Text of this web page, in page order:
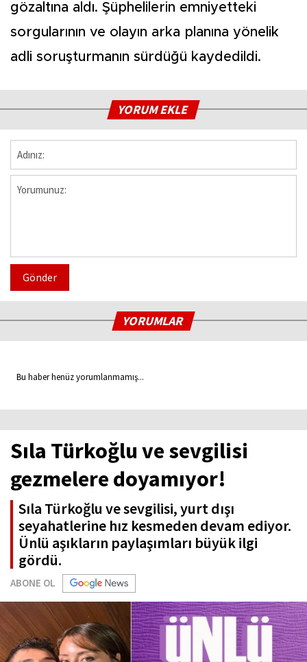
gözaltına aldı. Şüphelilerin emniyetteki
sorgularının ve olayın arka planına yönelik
adli soruşturmanın sürdüğü kaydedildi.
YORUM EKLE
Gönder
YORUMLAR
Bu haber henüz yorumlanmamış...
Sıla Türkoğlu ve sevgilisi
gezmelere doyamıyor!
Sıla Türkoğlu ve sevgilisi, yurt dışı
seyahatlerine hız kesmeden devam ediyor.
Ünlü aşıkların paylaşımları büyük ilgi
gördü.
ABONE OL